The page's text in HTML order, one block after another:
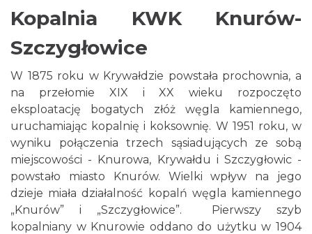
Kopalnia KWK Knurów-
Szczygłowice
W 1875 roku w Krywałdzie powstała prochownia, a
na przełomie XIX i XX wieku rozpoczęto
eksploatację bogatych złóż węgla kamiennego,
uruchamiając kopalnię i koksownię. W 1951 roku, w
wyniku połączenia trzech sąsiadujących ze sobą
miejscowości - Knurowa, Krywałdu i Szczygłowic -
powstało miasto Knurów. Wielki wpływ na jego
dzieje miała działalność kopalń węgla kamiennego
„Knurów” i „Szczygłowice”. Pierwszy szyb
kopalniany w Knurowie oddano do użytku w 1904